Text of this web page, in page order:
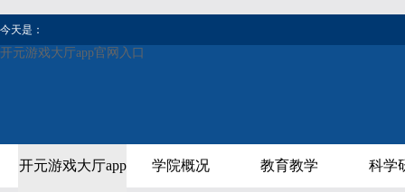
今天是：
开元游戏大厅app官网入口
开元游戏大厅app 学院概况 教育教学 科学